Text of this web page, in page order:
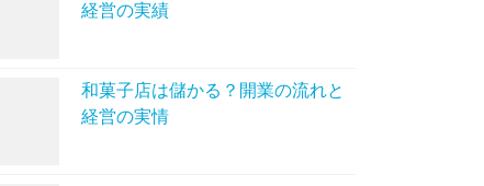
経営の実績
和菓子店は儲かる？開業の流れと
経営の実情